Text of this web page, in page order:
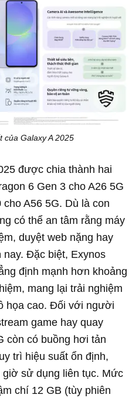
của Galaxy A 2025
được chia thành hai
6 Gen 3 cho A26 5G
A56 5G. Dù là con
có thể an tâm rằng máy
duyệt web nặng hay
Đặc biệt, Exynos
định mạnh hơn khoảng
mang lại trải nghiệm
họa cao. Đối với người
game hay quay
còn có buồng hơi tản
trì hiệu suất ổn định,
giờ sử dụng liên tục. Mức
chí 12 GB (tùy phiên